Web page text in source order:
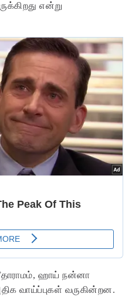
என்று
ஹாய் நன்னா
வாய்ப்புகள் வருகின்றன.